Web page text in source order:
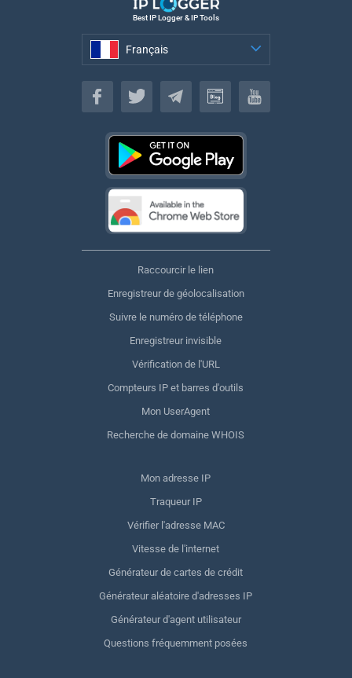
Best IP Logger & IP Tools
Français
Français
Raccourcir le lien
Enregistreur de géolocalisation
Suivre le numéro de téléphone
Enregistreur invisible
Vérification de l'URL
Compteurs IP et barres d'outils
Mon UserAgent
Recherche de domaine WHOIS
Mon adresse IP
Traqueur IP
Vérifier l'adresse MAC
Vitesse de l'internet
Générateur de cartes de crédit
Générateur aléatoire d'adresses IP
Générateur d'agent utilisateur
Questions fréquemment posées